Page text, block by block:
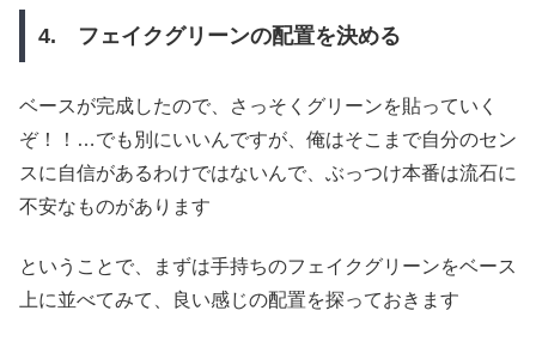
4. フェイクグリーンの配置を決める
ベースが完成したので、さっそくグリーンを貼っていく
ぞ！！…でも別にいいんですが、俺はそこまで自分のセン
スに自信があるわけではないんで、ぶっつけ本番は流石に
不安なものがあります
ということで、まずは手持ちのフェイクグリーンをベース
上に並べてみて、良い感じの配置を探っておきます